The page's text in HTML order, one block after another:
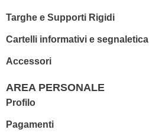
Targhe e Supporti Rigidi
Cartelli informativi e segnaletica
Accessori
AREA PERSONALE
Profilo
Pagamenti